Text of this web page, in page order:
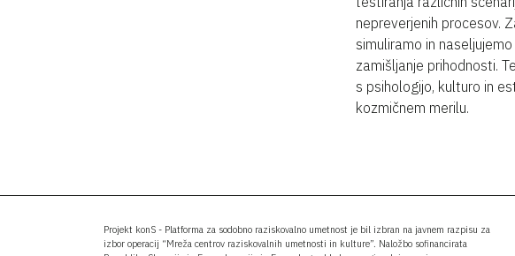
nepreverjenih procesov.
simuliramo in
zamišljanje prihodnosti.
s psihologijo, kulturo in
kozmičnem merilu.
Projekt konS - Platforma za sodobno raziskovalno umetnost je bil izbran na javnem razpisu za
izbor operacij “Mreža centrov raziskovalnih umetnosti in kulture”. Naložbo sofinancirata